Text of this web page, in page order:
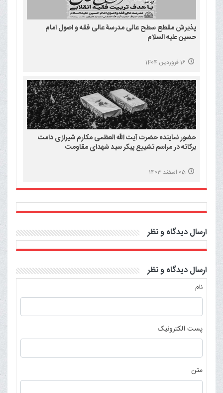
پذیرش مقطع سطح عالی مدرسۀ عالی فقه و اصول امام
حسین علیه السلام
16 فروردین 1404
حضور نماینده حضرت آیت الله العظمی مکارم شیرازی دامت
برکاته در مراسم تشییع پیکر سید شهدای مقاومت
05 اسفند 1403
ارسال دیدگاه و نظر
ارسال دیدگاه و نظر
نام
پست الکترونیک
متن